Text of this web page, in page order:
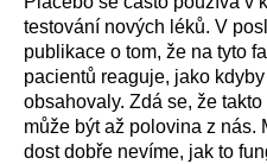
testování nových léků. V
publikace o tom, že na tyto
pacientů reaguje, jako
obsahovaly. Zdá se, že
může být až polovina z nás.
dost dobře nevíme, jak to